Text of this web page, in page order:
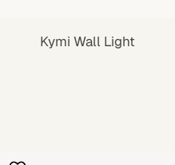
Kymi Wall Light